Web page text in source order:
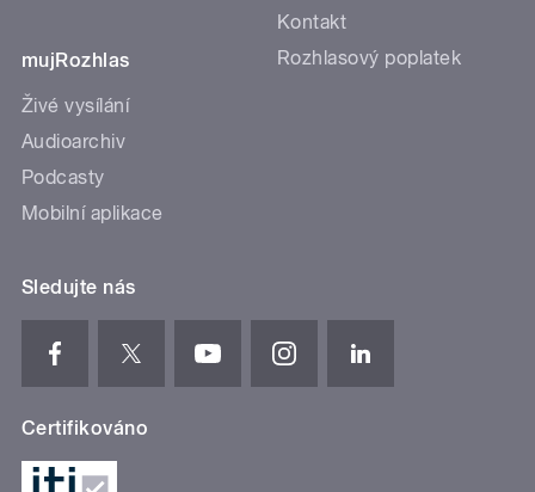
mujRozhlas
Živé vysílání
Audioarchiv
Podcasty
Mobilní aplikace
Kontakt
Rozhlasový poplatek
Sledujte nás
Certifikováno